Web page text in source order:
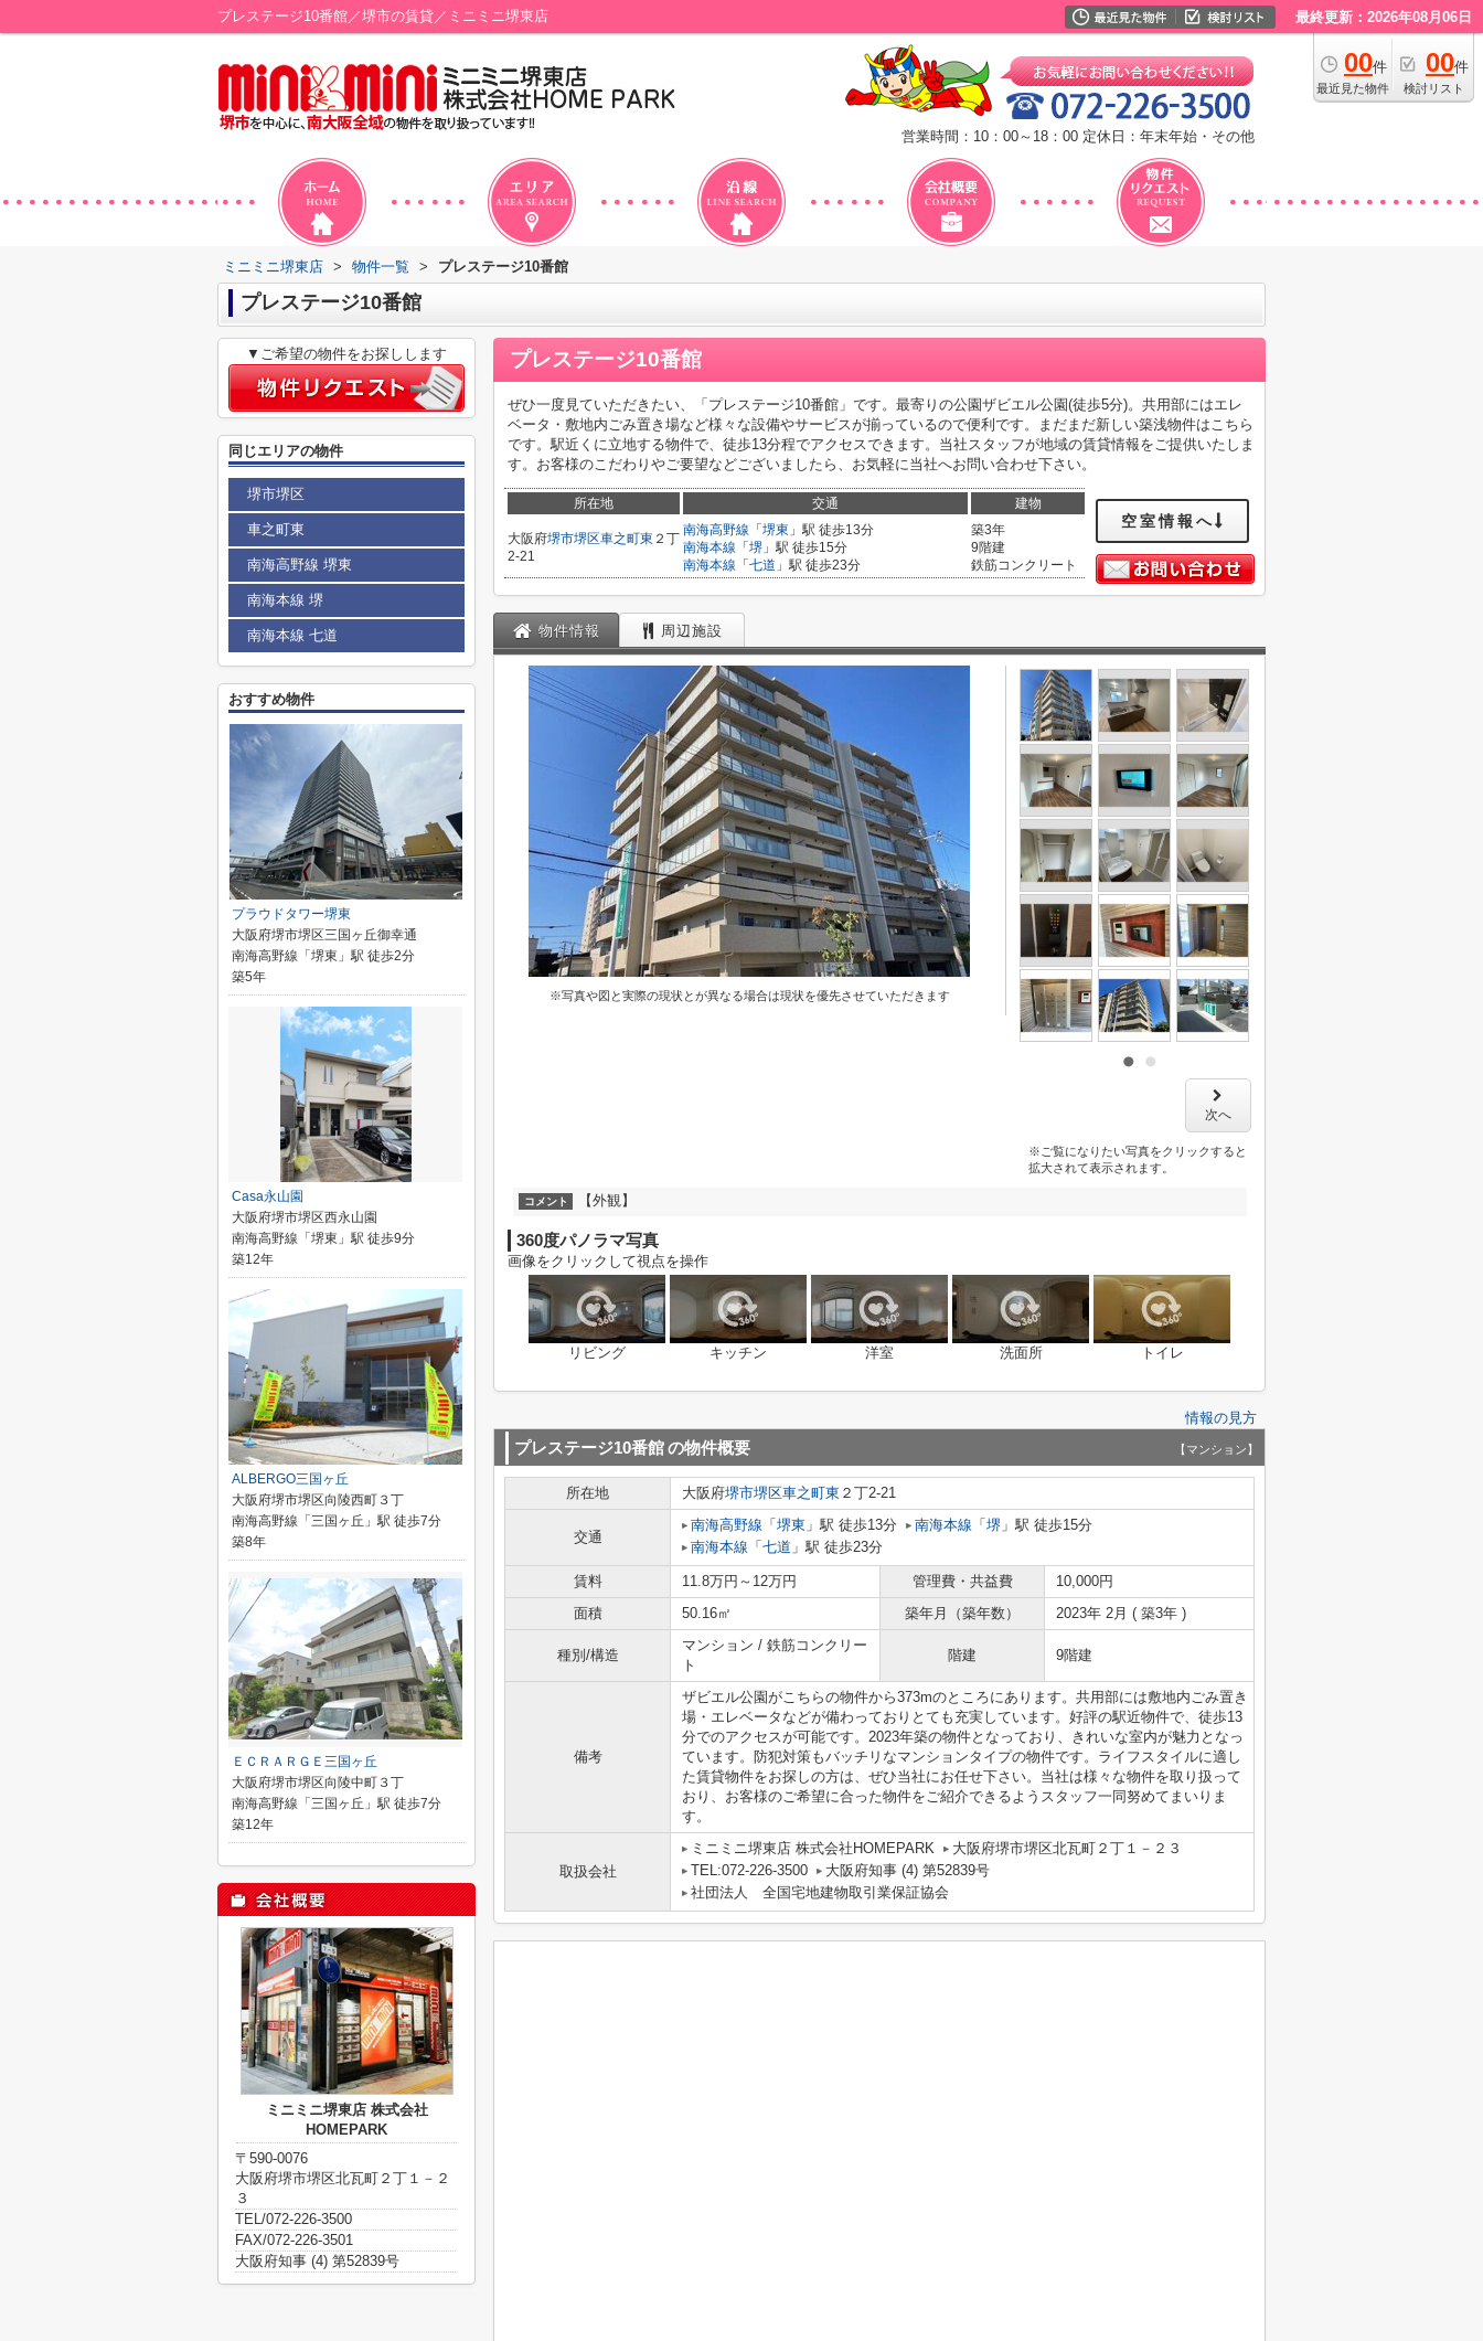
プレステージ10番館／堺市の賃貸／ミニミニ堺東店 最終更新：2026年08月06日
00件
最近見た物件
00件
検討リスト
営業時間：10：00～18：00 定休日：年末年始・その他
ミニミニ堺東店 > 物件一覧 > プレステージ10番館
プレステージ10番館
プレステージ10番館
ぜひ一度見ていただきたい、「プレステージ10番館」です。最寄りの公園ザビエル公園(徒歩5分)。共用部にはエレ
ベータ・敷地内ごみ置き場など様々な設備やサービスが揃っているので便利です。まだまだ新しい築浅物件はこちら
です。駅近くに立地する物件で、徒歩13分程でアクセスできます。当社スタッフが地域の賃貸情報をご提供いたしま
す。お客様のこだわりやご要望などございましたら、お気軽に当社へお問い合わせ下さい。
所在地 交通 建物
大阪府堺市堺区車之町東 ２丁
2-21
南海高野線 「 堺東 」駅 徒歩13分
南海本線 「 堺 」駅 徒歩15分
南海本線 「 七道 」駅 徒歩23分
築3年
9階建
鉄筋コンクリート
空室情報へ
物件情報 周辺施設
※写真や図と実際の現状とが異なる場合は現状を優先させていただきます
次へ
※ご覧になりたい写真をクリックすると
拡大されて表示されます。
コメント 【外観】
360度パノラマ写真
画像をクリックして視点を操作
リビング キッチン 洋室 洗面所 トイレ
情報の見方
プレステージ10番館の物件概要 【マンション】
所在地 大阪府堺市堺区車之町東 ２丁2-21
交通
南海高野線 「 堺東 」駅 徒歩13分 南海本線 「 堺 」駅 徒歩15分
南海本線 「 七道 」駅 徒歩23分
賃料 11.8万円～12万円 管理費・共益費
10,000円
面積
50.16㎡ 築年月（築年数） 2023年 2月 ( 築3年 )
種別/構造
マンション / 鉄筋コンクリー
ト
階建 9階建
備考
ザビエル公園がこちらの物件から373mのところにあります。共用部には敷地内ごみ置き
場・エレベータなどが備わっておりとても充実しています。好評の駅近物件で、徒歩13
分でのアクセスが可能です。2023年築の物件となっており、きれいな室内が魅力となっ
ています。防犯対策もバッチリなマンションタイプの物件です。ライフスタイルに適し
た賃貸物件をお探しの方は、ぜひ当社にお任せ下さい。当社は様々な物件を取り扱って
おり、お客様のご希望に合った物件をご紹介できるようスタッフ一同努めてまいりま
す。
取扱会社
ミニミニ堺東店 株式会社HOMEPARK
大阪府堺市堺区北瓦町２丁１－２３
TEL:072-226-3500
大阪府知事 (4) 第52839号
社団法人 全国宅地建物取引業保証協会
▼ご希望の物件をお探しします
同じエリアの物件
堺市堺区
車之町東
南海高野線 堺東
南海本線 堺
南海本線 七道
おすすめ物件
プラウドタワー堺東
大阪府堺市堺区三国ヶ丘御幸通
南海高野線「堺東」駅 徒歩2分
築5年
Casa永山園
大阪府堺市堺区西永山園
南海高野線「堺東」駅 徒歩9分
築12年
ALBERGO三国ヶ丘
大阪府堺市堺区向陵西町３丁
南海高野線「三国ヶ丘」駅 徒歩7分
築8年
ＥＣＲＡＲＧＥ三国ヶ丘
大阪府堺市堺区向陵中町３丁
南海高野線「三国ヶ丘」駅 徒歩7分
築12年
ミニミニ堺東店 株式会社
HOMEPARK
〒590-0076
大阪府堺市堺区北瓦町２丁１－２
３
TEL/072-226-3500
FAX/072-226-3501
大阪府知事 (4) 第52839号